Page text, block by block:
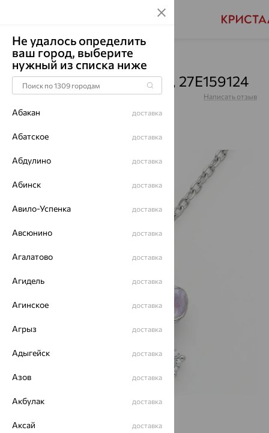
Главная Каталог Колье Фианит
Колье, серебро, фианит, 27Е159124
Артикул:27Е159124 Написать отзыв
Не удалось определить
ваш город, выберите
нужный из списка ниже
Абакан доставка
Абатское доставка
Абдулино доставка
Абинск доставка
Авило-Успенка доставка
Авсюнино доставка
Агалатово доставка
Агидель доставка
Агинское доставка
Агрыз доставка
Адыгейск доставка
Азов доставка
Акбулак доставка
Аксай доставка